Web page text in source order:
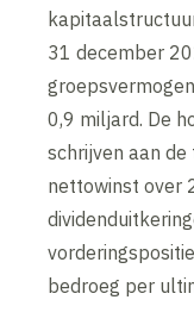
31 december
0,9 miljard. De
schrijven aan
nettowinst over
bedroeg per